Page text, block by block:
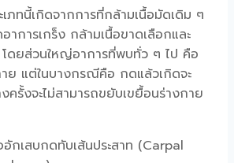
เภทนี้เกิดจากการที่กล้ามเนื้อมัดเดิม ๆ
าการเกร็ง กล้ามเนื้อขาดเลือกและ
โดยส่วนใหญ่อาการที่พบทั่ว ๆ ไป คือ
ย แต่ในบางกรณีคือ กดแล้วเกิดจะ
ครั้งจะไม่สามารถขยับเขยื้อนร่างกาย
กเสบกดทับเส้นประสาท (Carpal